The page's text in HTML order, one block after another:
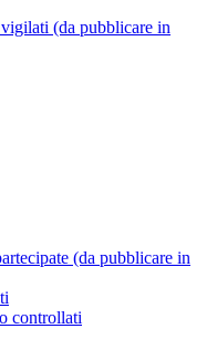
(da pubblicare in
(da pubblicare in
controllati